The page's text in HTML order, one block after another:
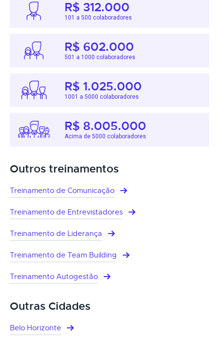
R$ 312.000
101 a 500 colaboradores
R$ 602.000
501 a 1000 colaboradores
R$ 1.025.000
1001 a 5000 colaboradores
R$ 8.005.000
Acima de 5000 colaboradores
Outros treinamentos
Treinamento de Comunicação
Treinamento de Entrevistadores
Treinamento de Liderança
Treinamento de Team Building
Treinamento Autogestão
Outras Cidades
Belo Horizonte